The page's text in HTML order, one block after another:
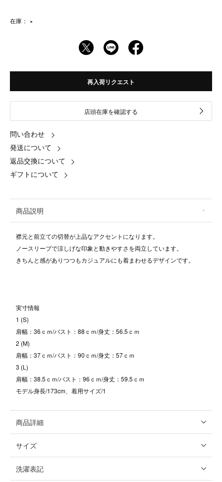
在庫： ×
再入荷リクエスト
店頭在庫を確認する
問い合わせ
発送について
返品交換について
ギフトについて
商品説明
襟元と前立ての切替が上品なアクセントになります。
ノースリーブで涼しげな印象と動きやすさを両立しています。
きちんと感がありつつもカジュアルにも着まわせるデザインです。
実寸情報
1 (S)
肩幅：36ｃｍ/バスト：88ｃｍ/身丈：56.5ｃｍ
2 (M)
肩幅：37ｃｍ/バスト：90ｃｍ/身丈：57ｃｍ
3 (L)
肩幅：38.5ｃｍ/バスト：96ｃｍ/身丈：59.5ｃｍ
モデル身長/173cm、着用サイズ/1
商品詳細
サイズ
洗濯表記